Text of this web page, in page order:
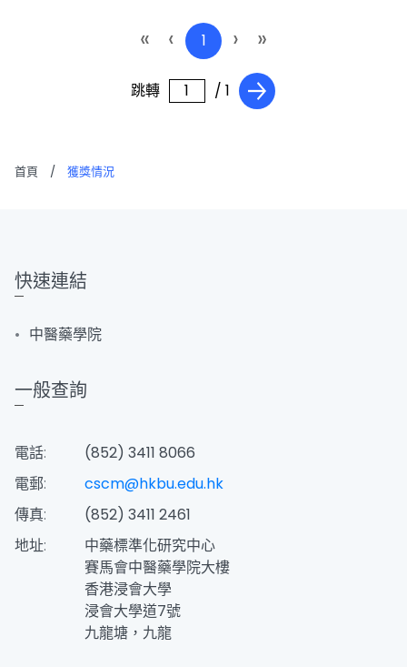
« ‹ 1 › »
跳轉 / 1
首頁 / 獲獎情況
快速連結
中醫藥學院
一般查詢
電話:
(852) 3411 8066
電郵:
cscm@hkbu.edu.hk
傳真:
(852) 3411 2461
地址:
中藥標準化研究中心
賽馬會中醫藥學院大樓
香港浸會大學
浸會大學道7號
九龍塘，九龍